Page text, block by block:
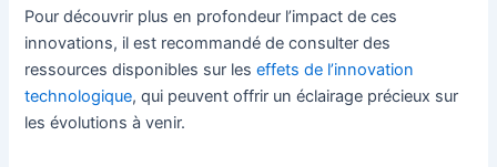
Pour découvrir plus en profondeur l’impact de ces
innovations, il est recommandé de consulter des
ressources disponibles sur leseffets de l’innovation
technologique, qui peuvent offrir un éclairage précieux sur
les évolutions à venir.